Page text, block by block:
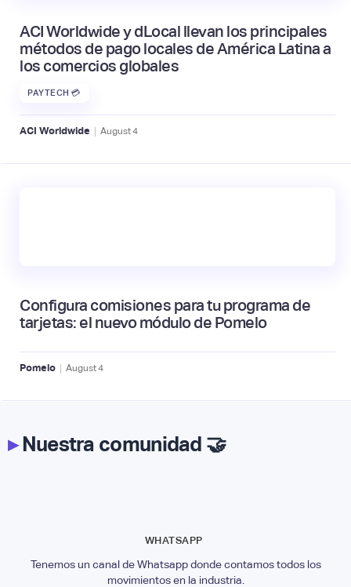
ACI Worldwide y dLocal llevan los principales
métodos de pago locales de América Latina a
los comercios globales
PAYTECH 💳
ACI Worldwide | August4
Configura comisiones para tu programa de
tarjetas: el nuevo módulo de Pomelo
Pomelo | August4
▸Nuestra comunidad 🤝
WHATSAPP
Tenemos un canal de Whatsapp donde contamos todos los
movimientos en la industria.